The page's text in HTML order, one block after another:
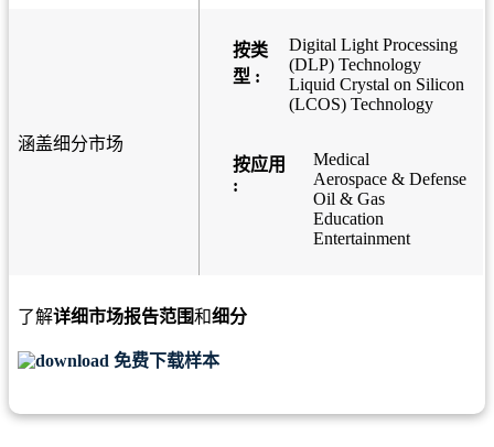
涵盖细分市场
按类
型 :
Digital Light Processing
(DLP) Technology
Liquid Crystal on Silicon
(LCOS) Technology
按应用
:
Medical
Aerospace & Defense
Oil & Gas
Education
Entertainment
了解详细市场报告范围和细分
免费下载样本